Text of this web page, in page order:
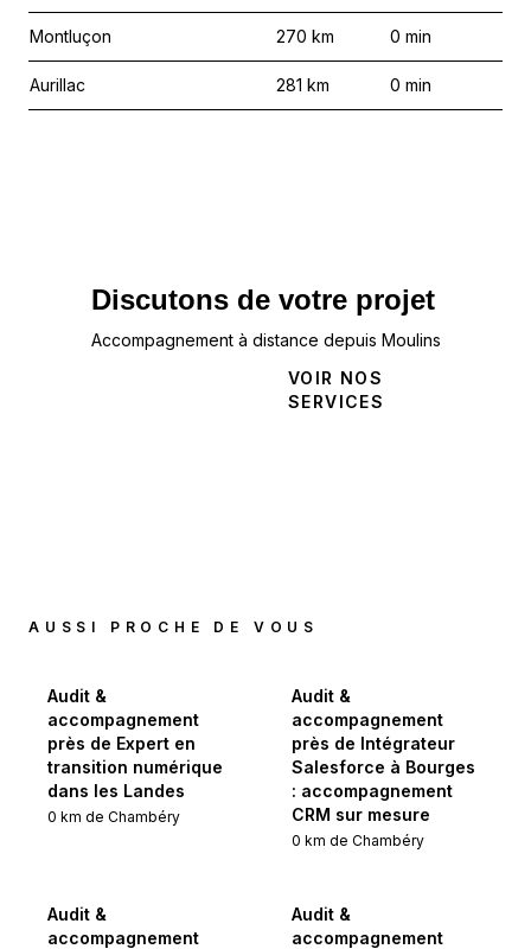
Montluçon 270 km 0 min
Aurillac 281 km 0 min
Discutons de votre projet
Accompagnement à distance depuis Moulins
VOIR NOS
SERVICES
AUSSI PROCHE DE VOUS
Audit &
accompagnement
près de Expert en
transition numérique
dans les Landes
0 km de Chambéry
Audit &
accompagnement
près de Intégrateur
Salesforce à Bourges
: accompagnement
CRM sur mesure
0 km de Chambéry
Audit &
accompagnement
Audit &
accompagnement